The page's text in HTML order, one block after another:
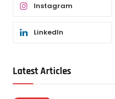
Instagram
LinkedIn
Latest Articles